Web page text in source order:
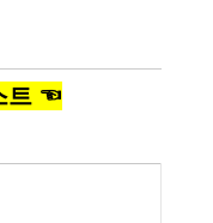
트 ☜